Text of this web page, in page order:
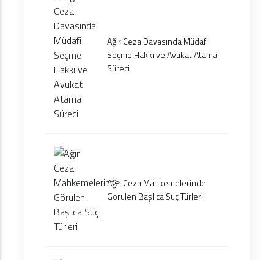
Ağır Ceza Davasında Müdafi
Seçme Hakkı ve Avukat Atama
Süreci
Ağır Ceza Mahkemelerinde
Görülen Başlıca Suç Türleri